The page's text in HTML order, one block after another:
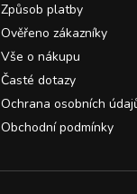
Způsob platby
Ověřeno zákazníky
Vše o nákupu
Časté dotazy
Ochrana osobních
Obchodní podmínky